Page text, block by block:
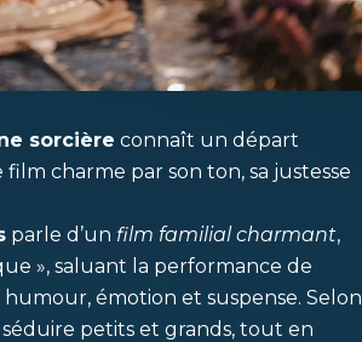
sorcière connaît un départ
charme par son ton, sa justesse
parle d’un film familial charmant,
», saluant la performance de
émotion et suspense. Selon
petits et grands, tout en